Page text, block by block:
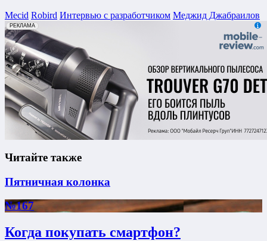
Mecid Robird Интервью с разработчиком Меджид Джабраилов
erid: 2VfnxxmNzs5
РЕКЛАМА
Читайте также
Пятничная колонка
№167
Когда покупать смартфон?